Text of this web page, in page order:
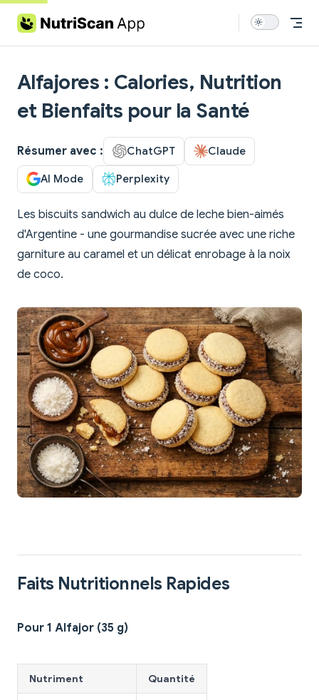
Skip to content
Alfajores : Calories, Nutrition
et Bienfaits pour la Santé
Résumer avec : ChatGPT Claude
AI Mode Perplexity
Les biscuits sandwich au dulce de leche bien-aimés
d'Argentine - une gourmandise sucrée avec une riche
garniture au caramel et un délicat enrobage à la noix
de coco.
Faits Nutritionnels Rapides
Pour 1 Alfajor (35 g)
Nutriment Quantité